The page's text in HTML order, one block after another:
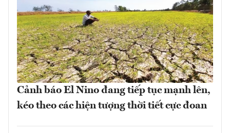
Cảnh báo El Nino đang tiếp tục mạnh lên,
kéo theo các hiện tượng thời tiết cực đoan